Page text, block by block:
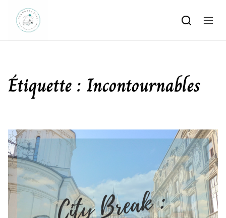
Skip to content
Étiquette : Incontournables